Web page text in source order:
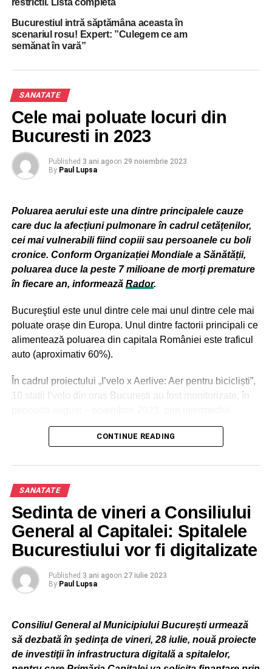
restrictii. Lista completa
Bucurestiul intră săptămâna aceasta în
scenariul rosu! Expert: ”Culegem ce am
semănat în vară”
SANATATE
Cele mai poluate locuri din
Bucuresti in 2023
Published 3 ani agoon 29 noiembrie 2023
By Paul Lupsa
Poluarea aerului este una dintre principalele cauze
care duc la afecțiuni pulmonare în cadrul cetățenilor,
cei mai vulnerabili fiind copiii sau persoanele cu boli
cronice. Conform Organizației Mondiale a Sănătății,
poluarea duce la peste 7 milioane de morți premature
în fiecare an, informează Rador.
Bucureştiul este unul dintre cele mai unul dintre cele mai
poluate orașe din Europa. Unul dintre factorii principali ce
alimentează poluarea din capitala României este traficul
auto (aproximativ 60%).
În cadrul proiectului „I’velo x Aerlive: Aer pentru bicicliști”,
10 stații I’velo din oraș București au fost monitorizate, în
senzorilor Aerlive, informează Rador Radio România:
Sector 5,
Piața Alba Iulia: Bulevardul Unirii numărul 73,
Centrul Vechi: Strada Franceză numărul 62,
Piața Revoluției,
Kaufland: Strada Sergent Năstase Pamfil numărul 2,
Piața Arcul de Triumf,
Sky Tower: Barbu Văcărescu numărul 260,
CONTINUE READING
SANATATE
Sedinta de vineri a Consiliului
General al Capitalei: Spitalele
Bucurestiului vor fi digitalizate
Published 3 ani agoon 27 iulie 2023
By Paul Lupsa
Consiliul General al Municipiului București urmează
să dezbată în şedinţa de vineri, 28 iulie, nouă proiecte
de investiţii în infrastructura digitală a spitalelor,